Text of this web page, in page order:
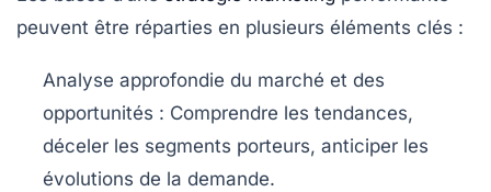
peuvent être réparties en plusieurs éléments clés :
Analyse approfondie du marché et des
opportunités : Comprendre les tendances,
déceler les segments porteurs, anticiper les
évolutions de la demande.